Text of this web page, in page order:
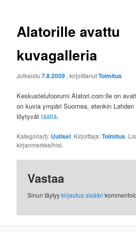
Alatorille avattu
kuvagalleria
Julkaistu7.8.2009 , kirjoittanutToimitus
Keskustelufoorumi Alatori.com:lle on
on kuvia ympäri Suomea, etenkin
löytyvättäältä.
Kategoria(t): Uutiset. Kirjoittaja:Toimitus.
kirjanmerkkeihisi.
Vastaa
Sinun täytyykirjautua sisään